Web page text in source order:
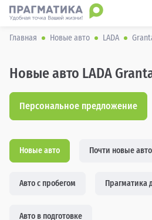
Главная Новые авто LADA
Новые авто LADA
Персональное предложение
Новые авто Почти новые авто
Авто с пробегом Прагматика
Авто в подготовке